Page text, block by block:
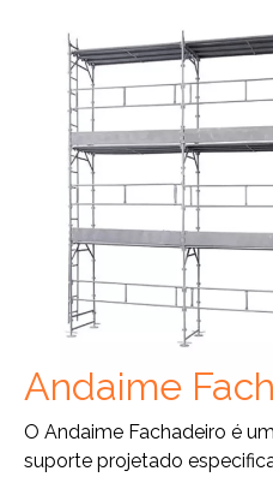
Andaime
O Andaime Fachadeiro é
suporte projetado